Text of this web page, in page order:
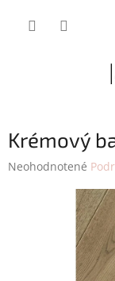
Krémový
Priemerné
Neohodnotené